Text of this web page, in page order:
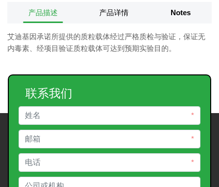
产品描述 产品详情 Notes
艾迪基因承诺所提供的质粒载体经过严格质检与验证，保证无
内毒素、经项目验证质粒载体可达到预期实验目的。
联系我们
*
*
*